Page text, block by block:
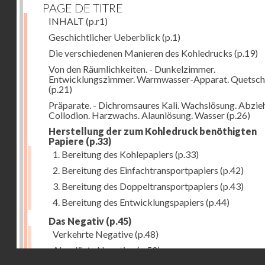
PAGE DE TITRE
INHALT (p.r1)
Geschichtlicher Ueberblick (p.1)
Die verschiedenen Manieren des Kohledrucks (p.19)
Von den Räumlichkeiten. - Dunkelzimmer.
Entwicklungszimmer. Warmwasser-Apparat.
(p.21)
Präparate. - Dichromsaures Kali. Wachslösung.
Collodion. Harzwachs. Alaunlösung. Wasser(p.26)
Herstellung der zum Kohledruck benöthigten
Papiere (p.33)
1. Bereitung des Kohlepapiers (p.33)
2. Bereitung des Einfachtransportpapiers (p.42)
3. Bereitung des Doppeltransportpapiers (p.43)
4. Bereitung des Entwicklungspapiers (p.44)
Das Negativ (p.45)
Verkehrte Negative(p.48)
Abgelöste Negative(p.50)